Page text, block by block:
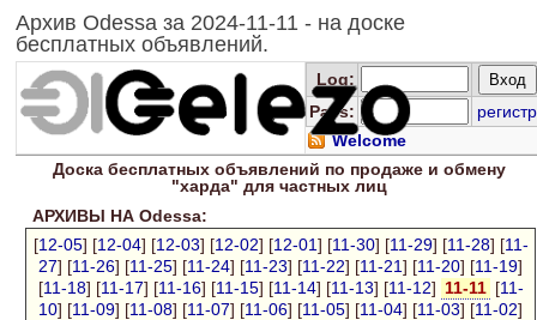
Архив Odessa за 2024-11-11 - на доске
бесплатных объявлений.
Log:
Pass:
регистр
Welcome
Доска бесплатныхобъявлений по продаже и обмену
"харда" для частных лиц
АРХИВЫ НА Odessa:
[12-05] [12-04] [12-03] [12-02] [12-01] [11-30] [11-29] [11-28] [11-
27] [11-26] [11-25] [11-24] [11-23] [11-22] [11-21] [11-20] [11-19]
[11-18] [11-17] [11-16] [11-15] [11-14] [11-13] [11-12] 11-11 [11-
10] [11-09] [11-08] [11-07] [11-06] [11-05] [11-04] [11-03] [11-02]